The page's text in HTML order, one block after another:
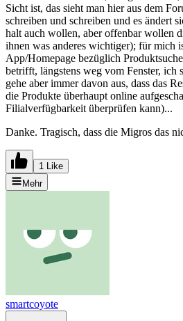
Sicht ist, das sieht man hier aus dem
schreiben und schreiben und es ändert
halt auch wollen, aber offenbar wollen
ihnen was anderes wichtiger); für mich
App/Homepage bezüglich
betrifft, längstens weg vom Fenster, ich
gehe aber immer davon aus, dass das
die Produkte überhaupt online
Filialverfügbarkeit überprüfen kann)...
Danke. Tragisch, dass die Migros das
1 Like
Mehr
smartcoyote